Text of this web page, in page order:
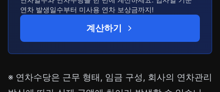
연차 발생일수부터 미사용 연차 보상금까지!
계산하기
※ 연차수당은 근무 형태, 임금 구성, 회사의 연차관리